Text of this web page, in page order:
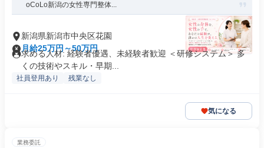
oCoLo新潟の女性専門整体...
新潟県新潟市中央区花園
月給25万円～50万円
求める人材: 経験者優遇、未経験者歓迎 ＜研修システム＞ 多
くの技術やスキル・早期...
社員登用あり 残業なし
気になる
業務委託